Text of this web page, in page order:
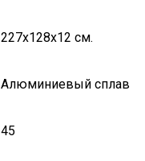
227x128x12 см.
Алюминиевый сплав
45